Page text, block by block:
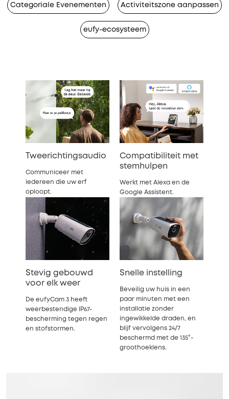
Categoriale Evenementen Activiteitszone aanpassen
eufy-ecosysteem
Tweerichtingsaudio
Communiceer met
iedereen die uw erf
oploopt.
Compatibiliteit met
stemhulpen
Werkt met Alexa en de
Google Assistent.
Stevig gebouwd
voor elk weer
De eufyCam 3 heeft
weerbestendige IP67-
bescherming tegen regen
en stofstormen.
Snelle instelling
Beveilig uw huis in een
paar minuten met een
installatie zonder
ingewikkelde draden, en
blijf vervolgens 24/7
beschermd met de 135°-
groothoeklens.